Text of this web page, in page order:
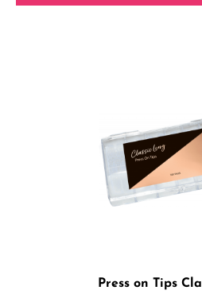
Press on Tips